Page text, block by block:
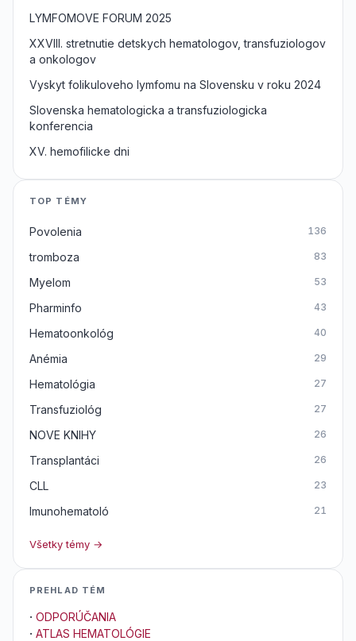
LYMFOMOVE FORUM 2025
XXVIII. stretnutie detskych hematologov, transfuziologov
a onkologov
Vyskyt folikuloveho lymfomu na Slovensku v roku 2024
Slovenska hematologicka a transfuziologicka
konferencia
XV. hemofilicke dni
TOP TÉMY
Povolenia 136
tromboza 83
Myelom 53
Pharminfo 43
Hematoonkológ 40
Anémia 29
Hematológia 27
Transfuziológ 27
NOVE KNIHY 26
Transplantáci 26
CLL 23
Imunohematoló 21
Všetky témy →
PREHLAD TÉM
· ODPORÚČANIA
· ATLAS HEMATOLÓGIE